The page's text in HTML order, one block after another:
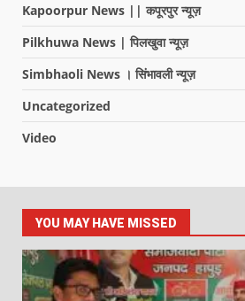
Kapoorpur News || कपूरपुर न्यूज़
Pilkhuwa News | पिलखुवा न्यूज़
Simbhaoli News । सिंभावली न्यूज़
Uncategorized
Video
YOU MAY HAVE MISSED